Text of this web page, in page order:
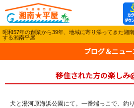
昭和57年の創業から39年、地域に寄り添ってきた湘
する湘南平屋
ブログ＆ニュー
移住された方の楽しみ
犬と湯河原海浜公園にて。一番端っこで、釣